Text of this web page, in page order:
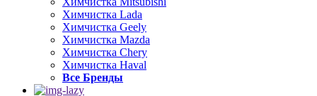
Химчистка Lada
Химчистка Geely
Химчистка Mazda
Химчистка Chery
Химчистка Haval
Все Бренды